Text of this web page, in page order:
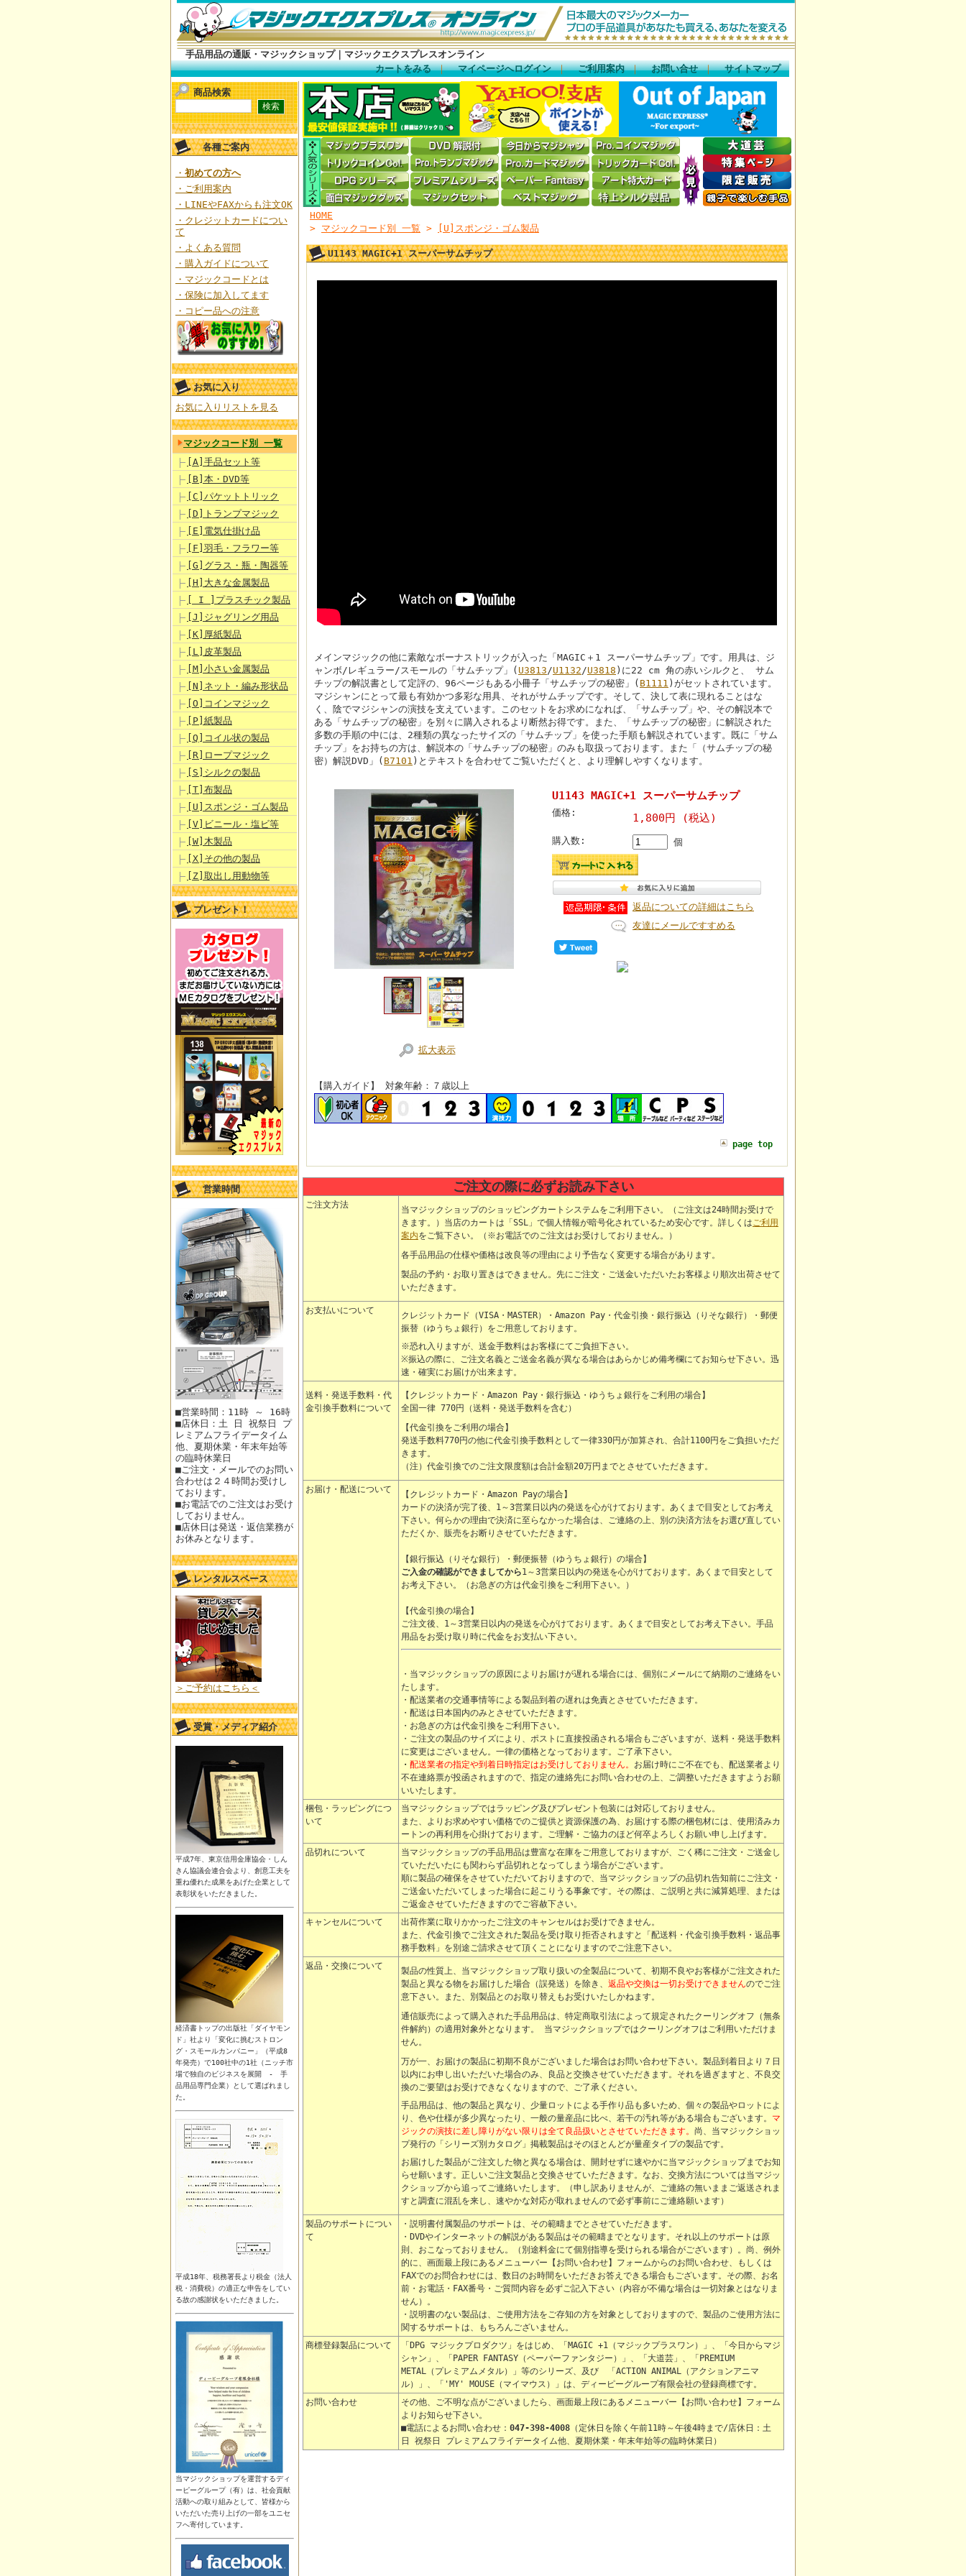
手品用品の通販・マジックショップ｜マジックエクスプレスオンライン
カートをみる｜ マイページへログイン｜ ご利用案内｜ お問い合せ｜ サイトマップ
商品検索
各種ご案内
・ 初めての方へ
・ご利用案内
・LINEやFAXからも注文OK
・クレジットカードについ
て
・よくある質問
・購入ガイドについて
・ マジック コードとは
・保険に加入してます
・コピー品への注意
お気に入り
お気に入りリストを見る
マジックコード別 一覧
[A]手品セット等
[B]本・DVD等
[C]パケットトリック
[D]トランプマジック
[E]電気仕掛け品
[F]羽毛・フラワー等
[G]グラス・瓶・陶器等
[H]大きな金属製品
[ I ]プラスチック製品
[J]ジャグリング用品
[K]厚紙製品
[L]皮革製品
[M]小さい金属製品
[N]ネット・編み形状品
[O]コインマジック
[P]紙製品
[Q]コイル状の製品
[R]ロープマジック
[S]シルクの製品
[T]布製品
[U]スポンジ・ゴム製品
[V]ビニール・塩ビ等
[W]木製品
[X]その他の製品
[Z]取出し用動物等
プレゼント！
営業時間
■営業時間：11時 ～ 16時
■店休日：土 日 祝祭日 プ
レミアムフライデータイム
他、夏期休業・年末年始等
の臨時休業日
■ご注文・メールでのお問い
合わせは２４時間お受けし
ております。
■お電話でのご注文はお受け
しておりません。
■店休日は発送・返信業務が
お休みとなります。
レンタルスペース
＞ご予約はこちら＜
受賞・メディア紹介
平成7年、東京信用金庫協会・しん
きん協議会連合会より、創意工夫を
重ね優れた成果をあげた企業として
表彰状をいただきました。
経済書トップの出版社「ダイヤモン
ド」社より「変化に挑むストロン
グ・スモールカンパニー」（平成8
年発売）で100社中の1社（ニッチ市
場で独自のビジネスを展開 - 手
品用品専門企業）として選ばれまし
た。
平成18年、税務署長より税金（法人
税・消費税）の適正な申告をしてい
る故の感謝状をいただきました。
当マジック ショップを運営するディ
ーピーグループ（有）は、社会貢献
活動への取り組みとして、皆様から
いただいた売り上げの一部をユニセ
フへ寄付しています。
HOME
> マジックコード別 一覧 > [U]スポンジ・ゴム製品
U1143 MAGIC+1 スーパーサムチップ
メインマジックの他に素敵なボーナストリックが入った「MAGIC＋1 スーパーサムチップ」です。用具は、ジ
ャンボ/レギュラー/スモールの「サムチップ」( U3813/U1132/U3818 )に22 cm 角の赤いシルクと、 サム
チップの解説書として定評の、96ページもある小冊子「サムチップの秘密」( B1111 )がセットされています。
マジシャンにとって最も有効かつ多彩な用具、それがサムチップです。そして、決して表に現れることはな
く、陰でマジシャンの演技を支えています。このセットをお求めになれば、「サムチップ」や、その解説本で
ある「サムチップの秘密」を別々に購入されるより断然お得です。また、「サムチップの秘密」に解説された
多数の手順の中には、2種類の異なったサイズの「サムチップ」を使った手順も解説されています。既に「サム
チップ」をお持ちの方は、解説本の「サムチップの秘密」のみも取扱っております。また「（サムチップの秘
密）解説DVD」( B7101 )とテキストを合わせてご覧いただくと、より理解しやすくなります。
拡大表示
U1143 MAGIC+1 スーパーサムチップ
価格: 1,800円 (税込)
購入数: 個
返品についての詳細はこちら
友達にメールですすめる
【購入ガイド】 対象年齢：７歳以上
page top
ご注文の際に必ずお読み下さい
ご注文方法 当マジック ショップのショッピングカートシステムをご利用下さい。（ご注文は24時間お受けで
きます。）当店のカートは「SSL」で個人情報が暗号化されているため安心です。詳しくはご利用
案内をご覧下さい。（※お電話でのご注文はお受けしておりません。）
各手品用品の仕様や価格は改良等の理由により予告なく変更する場合があります。
製品の予約・お取り置きはできません。先にご注文・ご送金いただいたお客様より順次出荷させて
いただきます。
お支払いについて
クレジットカード（VISA・MASTER）・Amazon Pay・代金引換・銀行振込（りそな銀行）・郵便
振替（ゆうちょ銀行）をご用意しております。
※恐れ入りますが、送金手数料はお客様にてご負担下さい。
※振込の際に、ご注文名義とご送金名義が異なる場合はあらかじめ備考欄にてお知らせ下さい。迅
速・確実にお届けが出来ます。
送料・発送手数料・代
金引換手数料について
【クレジットカード・Amazon Pay・銀行振込・ゆうちょ銀行をご利用の場合】
全国一律 770円（送料・発送手数料を含む）
【代金引換をご利用の場合】
発送手数料770円の他に代金引換手数料として一律330円が加算され、合計1100円をご負担いただ
きます。
（注）代金引換でのご注文限度額は合計金額20万円までとさせていただきます。
お届け・配送について
【クレジットカード・Amazon Payの場合】
カードの決済が完了後、1～3営業日以内の発送を心がけております。あくまで目安としてお考え
下さい。何らかの理由で決済に至らなかった場合は、ご連絡の上、別の決済方法をお選び直してい
ただくか、販売をお断りさせていただきます。
【銀行振込（りそな銀行）・郵便振替（ゆうちょ銀行）の場合】
ご入金の確認ができましてから1～3営業日以内の発送を心がけております。あくまで目安として
お考え下さい。（お急ぎの方は代金引換をご利用下さい。）
【代金引換の場合】
ご注文後、1～3営業日以内の発送を心がけております。あくまで目安としてお考え下さい。 手品
用品をお受け取り時に代金をお支払い下さい。
・当マジック ショップの原因によりお届けが遅れる場合には、個別にメールにて納期のご連絡をい
たします。
・配送業者の交通事情等による製品到着の遅れは免責とさせていただきます。
・配送は日本国内のみとさせていただきます。
・お急ぎの方は代金引換をご利用下さい。
・ご注文の製品のサイズにより、ポストに直接投函される場合もございますが、送料・発送手数料
に変更はございません。一律の価格となっております。ご了承下さい。
・ 配送業者の指定や到着日時指定はお受けしておりません。 お届け時にご不在でも、配送業者より
不在連絡票が投函されますので、指定の連絡先にお問い合わせの上、ご調整いただきますようお願
いいたします。
梱包・ラッピングにつ
いて
当マジック ショップではラッピング及びプレゼント包装には対応しておりません。
また、よりお求めやすい価格でのご提供と資源保護の為、お届けする際の梱包材には、使用済みカ
ートンの再利用を心掛けております。ご理解・ご協力のほど何卒よろしくお願い申し上げます。
品切れについて
当マジック ショップの手品用品は豊富な在庫をご用意しておりますが、ごく稀にご注文・ご送金し
ていただいたにも関わらず品切れとなってしまう場合がございます。
順に製品の確保をさせていただいておりますので、当マジック ショップの品切れ告知前にご注文・
ご送金いただいてしまった場合に起こりうる事象です。その際は、ご説明と共に減算処理、または
ご返金させていただきますのでご容赦下さい。
キャンセルについて
出荷作業に取りかかったご注文のキャンセルはお受けできません。
また、代金引換でご注文された製品を受け取り拒否されますと「配送料・代金引換手数料・返品事
務手数料」を別途ご請求させて頂くことになりますのでご注意下さい。
返品・交換について
製品の性質上、当マジック ショップ取り扱いの全製品について、初期不良やお客様がご注文された
製品と異なる物をお届けした場合（誤発送）を除き、 返品や交換は一切お受けできませんのでご注
意下さい。また、別製品とのお取り替えもお受けいたしかねます。
通信販売によって購入された手品用品は、特定商取引法によって規定されたクーリングオフ（無条
件解約）の適用対象外となります。 当マジック ショップではクーリングオフはご利用いただけま
せん。
万が一、お届けの製品に初期不良がございました場合はお問い合わせ下さい。製品到着日より７日
以内にお申し出いただいた場合のみ、良品と交換させていただきます。それを過ぎますと、不良交
換のご要望はお受けできなくなりますので、ご了承ください。
手品用品は、他の製品と異なり、少量ロットによる手作り品も多いため、個々の製品やロットによ
り、色や仕様が多少異なったり、一般の量産品に比べ、若干の汚れ等がある場合もございます。 マ
ジックの演技に差し障りがない限りは全て良品扱いとさせていただきます。 尚、当マジック ショッ
プ発行の「シリーズ別カタログ」掲載製品はそのほとんどが量産タイプの製品です。
お届けした製品がご注文した物と異なる場合は、開封せずに速やかに当マジック ショップまでお知
らせ願います。正しいご注文製品と交換させていただきます。なお、交換方法については当マジッ
ク ショップから追ってご連絡いたします。（申し訳ありませんが、ご連絡の無いままご返送されま
すと調査に混乱を来し、速やかな対応が取れませんので必ず事前にご連絡願います）
製品のサポートについ
て
・説明書付属製品のサポートは、その範疇までとさせていただきます。
・DVDやインターネットの解説がある製品はその範疇までとなります。それ以上のサポートは原
則、おこなっておりません。（別途料金にて個別指導を受けられる場合がございます）。尚、例外
的に、画面最上段にあるメニューバー【お問い合わせ】フォームからのお問い合わせ、もしくは
FAXでのお問合わせには、数日のお時間をいただきお答えできる場合もございます。その際、お名
前・お電話・FAX番号・ご質問内容を必ずご記入下さい（内容が不備な場合は一切対象とはなりま
せん）。
・説明書のない製品は、ご使用方法をご存知の方を対象としておりますので、製品のご使用方法に
関するサポートは、もちろんございません。
商標登録製品について
「DPG マジックプロダクツ」をはじめ、「MAGIC +1（マジックプラスワン）」、「今日からマジ
シャン」、「PAPER FANTASY（ペーパーファンタジー）」、「大道芸」、「PREMIUM
METAL（プレミアムメタル）」等のシリーズ、及び 「ACTION ANIMAL（アクションアニマ
ル）」、「'MY' MOUSE（マイマウス）」は、ディーピーグループ有限会社の登録商標です。
お問い合わせ
その他、ご不明な点がございましたら、画面最上段にあるメニューバー【お問い合わせ】フォーム
よりお知らせ下さい。
■電話によるお問い合わせ： 047-398-4008 （定休日を除く午前11時～午後4時まで/店休日：土
日 祝祭日 プレミアムフライデータイム他、夏期休業・年末年始等の臨時休業日）